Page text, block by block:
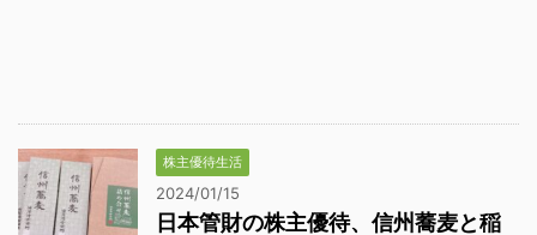
株主優待生活
2024/01/15
日本管財の株主優待、信州蕎麦と稲